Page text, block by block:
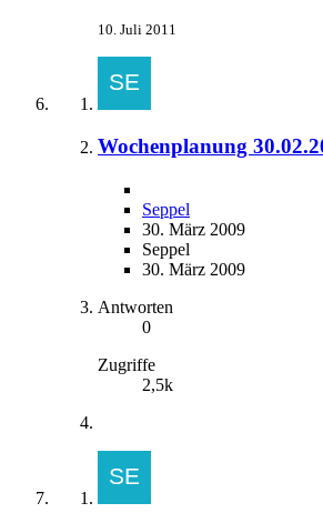
10. Juli 2011
Wochenplanung
Seppel
30. März 2009
Seppel
30. März 2009
Antworten
0
Zugriffe
2,5k